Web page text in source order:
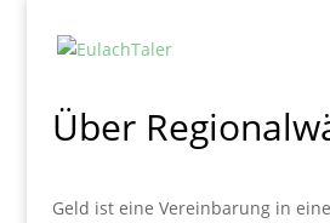
Über
Geld ist eine Vereinbarung in